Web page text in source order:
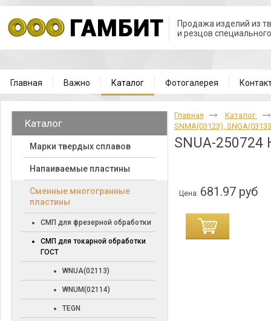
Продажа изделий из
и резцов
Главная Важно Каталог Фотогалерея
Каталог
Марки твердых сплавов
Напаиваемые пластины
Cменные многогранные
пластины
СМП для фрезерной обработки
СМП для токарной обработки
ГОСТ
WNUA(02113)
WNUM(02114)
TEGN
Главная
Каталог
SNMA(03123),
SNUA-250724
Цена: 681.97 руб